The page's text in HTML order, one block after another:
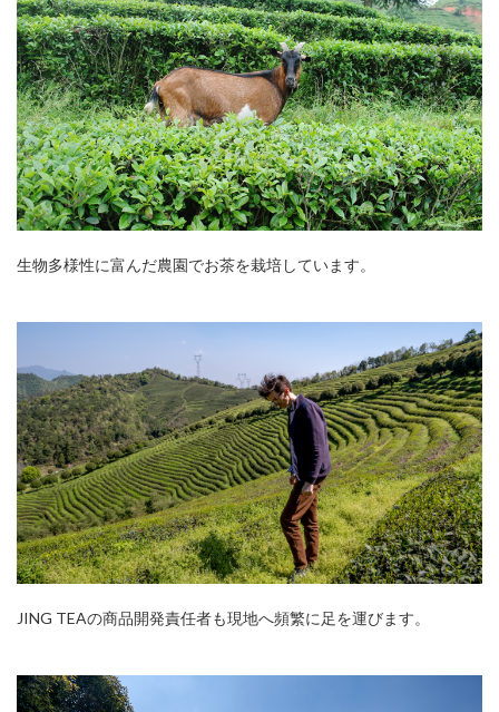
生物多様性に富んだ農園でお茶を栽培しています。
JING TEAの商品開発責任者も現地へ頻繁に足を運びます。